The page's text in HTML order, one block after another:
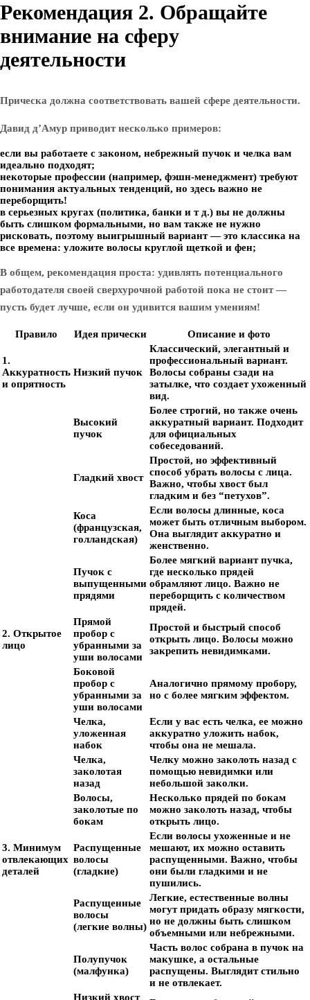
Рекомендация 2. Обращайте
внимание на сферу
деятельности
Прическа должна соответствовать вашей сфере деятельности.
Давид д’Амур приводит несколько примеров:
если вы работаете с законом, небрежный пучок и челка вам
идеально подходят;
некоторые профессии (например, фэшн-менеджмент) требуют
понимания актуальных тенденций, но здесь важно не
переборщить!
в серьезных кругах (политика, банки и т д.) вы не должны
быть слишком формальными, но вам также не нужно
рисковать, поэтому выигрышный вариант — это классика на
все времена: уложите волосы круглой щеткой и фен;
В общем, рекомендация проста: удивлять потенциального
работодателя своей сверхурочной работой пока не стоит —
пусть будет лучше, если он удивится вашим умениям!
Правило Идея прически Описание и фото
1.
Аккуратность
и опрятность
Низкий пучок
Классический, элегантный и
профессиональный вариант.
Волосы собраны сзади на
затылке, что создает ухоженный
вид.
Высокий
пучок
Более строгий, но также очень
аккуратный вариант. Подходит
для официальных
собеседований.
Гладкий хвост
Простой, но эффективный
способ убрать волосы с лица.
Важно, чтобы хвост был
гладким и без “петухов”.
Коса
(французская,
голландская)
Если волосы длинные, коса
может быть отличным выбором.
Она выглядит аккуратно и
женственно.
Пучок с
выпущенными
прядями
Более мягкий вариант пучка,
где несколько прядей
обрамляют лицо. Важно не
переборщить с количеством
прядей.
2. Открытое
лицо
Прямой
пробор с
убранными за
уши волосами
Простой и быстрый способ
открыть лицо. Волосы можно
закрепить невидимками.
Боковой
пробор с
убранными за
уши волосами
Аналогично прямому пробору,
но с более мягким эффектом.
Челка,
уложенная
набок
Если у вас есть челка, ее можно
аккуратно уложить набок,
чтобы она не мешала.
Челка,
заколотая
назад
Челку можно заколоть назад с
помощью невидимки или
небольшой заколки.
Волосы,
заколотые по
бокам
Несколько прядей по бокам
можно заколоть назад, чтобы
открыть лицо.
3. Минимум
отвлекающих
деталей
Распущенные
волосы
(гладкие)
Если волосы ухоженные и не
мешают, их можно оставить
распущенными. Важно, чтобы
они были гладкими и не
пушились.
Распущенные
волосы
(легкие волны)
Легкие, естественные волны
могут придать образу мягкости,
но не должны быть слишком
объемными или небрежными.
Полупучок
(малфунка)
Часть волос собрана в пучок на
макушке, а остальные
распущены. Выглядит стильно
и не отвлекает.
Низкий хвост